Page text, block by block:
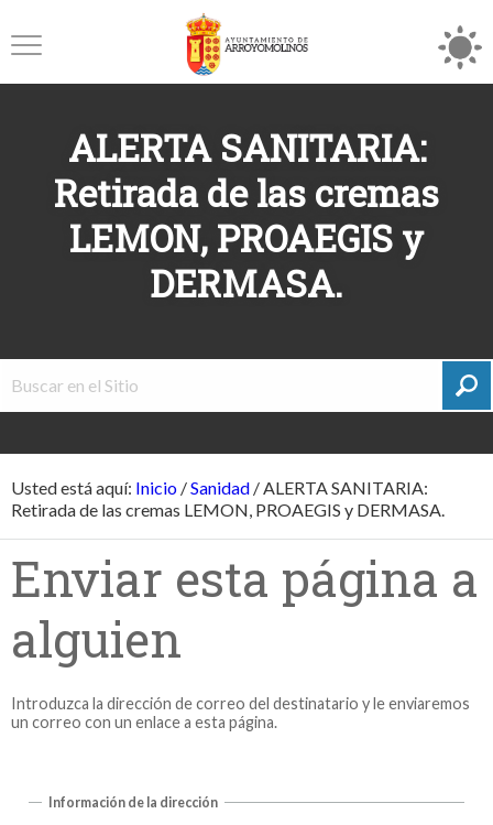
ALERTA SANITARIA:
Retirada de las cremas
LEMON, PROAEGIS y
DERMASA.
Usted está aquí: Inicio /Sanidad /ALERTA SANITARIA:
Retirada de las cremas LEMON, PROAEGIS y DERMASA.
Enviar esta página a
alguien
Introduzca la dirección de correo del destinatario y le enviaremos
un correo con un enlace a esta página.
Información de la dirección